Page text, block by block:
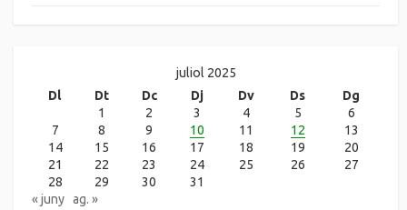
juliol 2025
Dl
Dt Dc Dj Dv Ds
Dg
1
2 3 4 5
6
7
8 9 10 11 12
13
14
15 16 17 18 19
20
21
22 23 24 25 26
27
28
29 30
31
« juny ag. »